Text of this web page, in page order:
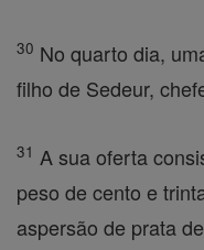
30 No quarto dia,
filho de Sedeur,
31 A sua oferta
peso de cento e
aspersão de prata